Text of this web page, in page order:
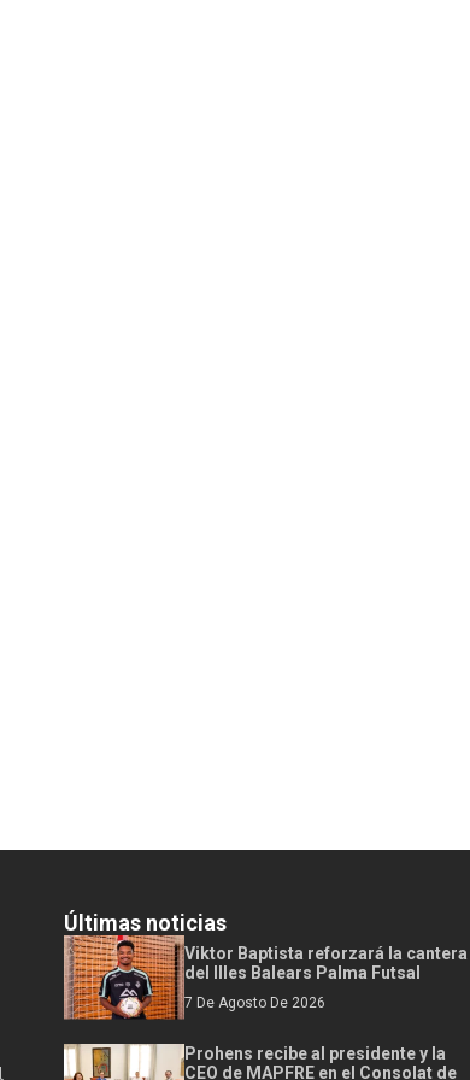
Últimas noticias
Viktor Baptista reforzará la cantera
del Illes Balears Palma Futsal
7 De Agosto De 2026
Prohens recibe al presidente y la
CEO de MAPFRE en el Consolat de